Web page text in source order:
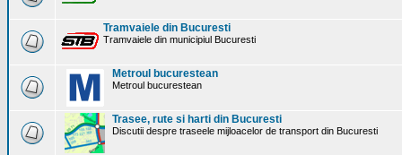
Tramvaiele din Bucuresti
Tramvaiele din municipiul Bucuresti
Metroul bucurestean
Metroul bucurestean
Trasee, rute si harti din Bucuresti
Discutii despre traseele mijloacelor de transport din Bucuresti